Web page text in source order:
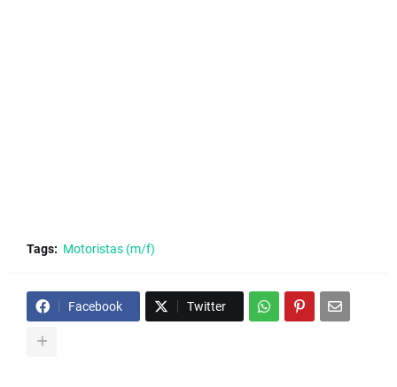
Tags: Motoristas (m/f)
Facebook Twitter